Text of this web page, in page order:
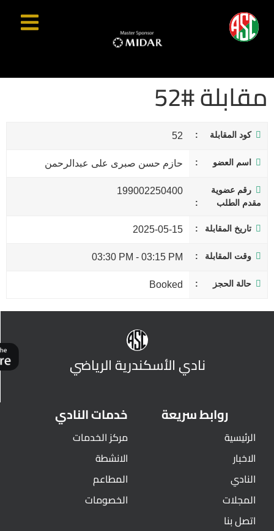
مقابلة #52
كود المقابلة 52
اسم العضو حازم حسن صبرى على عبدالرحمن
رقم عضوية
مقدم الطلب
199002250400
تاريخ المقابلة 2025-05-15
وقت المقابلة 03:15 PM
-
03:30 PM
حالة الحجز Booked
نادي الأسكندرية الرياضي
روابط سريعة
الرئيسية
الاخبار
النادي
المجلات
اتصل بنا
خدمات النادي
مركز الخدمات
الانشطة
المطاعم
الخصومات